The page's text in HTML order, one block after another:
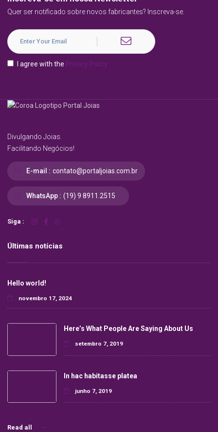
Quer ser notificado sobre novos fabricantes? Inscreva-se.
I agree with the Privacy Policy
Divulgando Joias.
Facilitando Negócios!
E-mail : contato@portaljoias.com.br
WhatsApp : (19) 9 8911.2515
Siga :
Últimas notícias
Hello world!
novembro 17, 2024
Here’s What People Are Saying About Us
setembro 7, 2019
In hac habitasse platea
junho 7, 2019
Read all